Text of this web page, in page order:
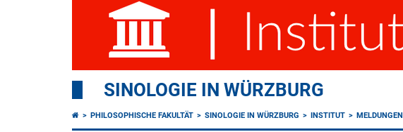
SINOLOGIE IN WÜRZBURG
PHILOSOPHISCHE FAKULTÄT SINOLOGIE IN WÜRZBURG INSTITUT MELDUNGEN